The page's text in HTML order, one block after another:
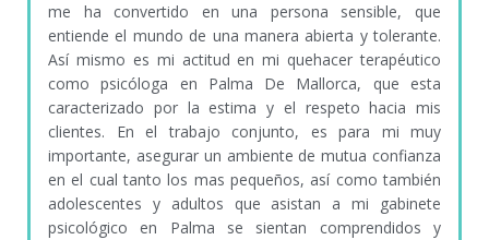
me ha convertido en una persona sensible, que
entiende el mundo de una manera abierta y tolerante.
Así mismo es mi actitud en mi quehacer terapéutico
como psicóloga en Palma De Mallorca, que esta
caracterizado por la estima y el respeto hacia mis
clientes. En el trabajo conjunto, es para mi muy
importante, asegurar un ambiente de mutua confianza
en el cual tanto los mas pequeños, así como también
adolescentes y adultos que asistan a mi gabinete
psicológico en Palma se sientan comprendidos y